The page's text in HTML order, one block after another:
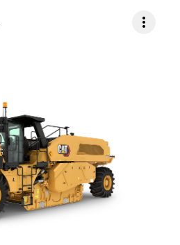
more_vert